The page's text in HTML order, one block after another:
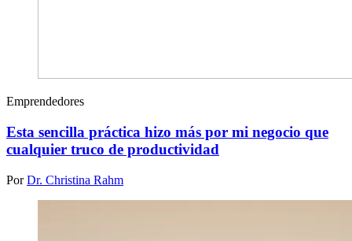
Emprendedores
Esta sencilla práctica hizo más por mi negocio que
cualquier truco de productividad
PorDr. Christina Rahm